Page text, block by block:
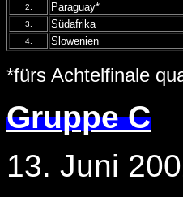
2.
Paraguay*
3.
Südafrika
4.
Slowenien
*fürs
Gruppe C
13. Juni